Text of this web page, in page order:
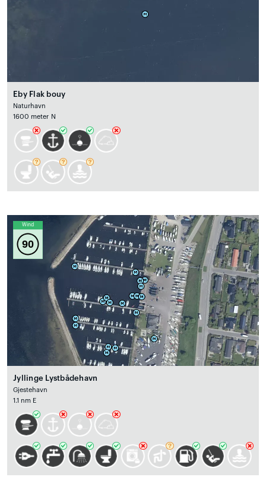
Eby Flak bouy
Naturhavn
1600 meter N
Wind
90
Jyllinge Lystbådehavn
Gjestehavn
1.1 nm E